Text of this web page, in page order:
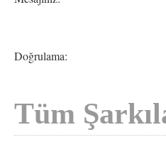
Doğrulama:
Tüm